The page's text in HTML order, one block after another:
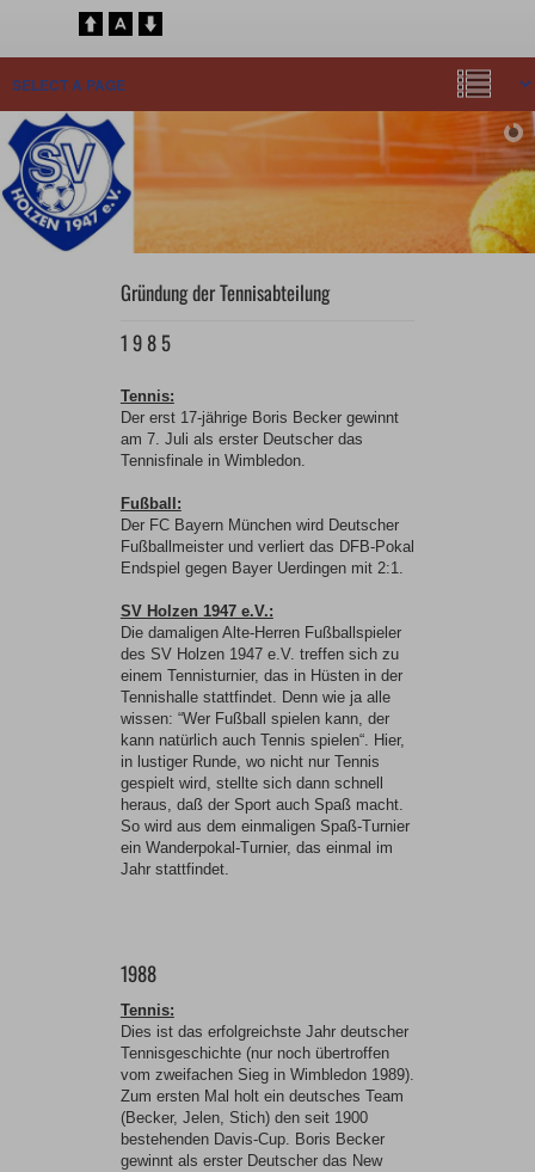
Gründung der Tennisabteilung
1 9 8 5
Tennis:
Der erst 17-jährige Boris Becker gewinnt
am 7. Juli als erster Deutscher das
Tennisfinale in Wimbledon.
Fußball:
Der FC Bayern München wird Deutscher
Fußballmeister und verliert das DFB-Pokal
Endspiel gegen Bayer Uerdingen mit 2:1.
SV Holzen 1947 e.V.:
Die damaligen Alte-Herren Fußballspieler
des SV Holzen 1947 e.V. treffen sich zu
einem Tennisturnier, das in Hüsten in der
Tennishalle stattfindet. Denn wie ja alle
wissen: “Wer Fußball spielen kann, der
kann natürlich auch Tennis spielen“. Hier,
in lustiger Runde, wo nicht nur Tennis
gespielt wird, stellte sich dann schnell
heraus, daß der Sport auch Spaß macht.
So wird aus dem einmaligen Spaß-Turnier
ein Wanderpokal-Turnier, das einmal im
Jahr stattfindet.
1988
Tennis:
Dies ist das erfolgreichste Jahr deutscher
Tennisgeschichte (nur noch übertroffen
vom zweifachen Sieg in Wimbledon 1989).
Zum ersten Mal holt ein deutsches Team
(Becker, Jelen, Stich) den seit 1900
bestehenden Davis-Cup. Boris Becker
gewinnt als erster Deutscher das New